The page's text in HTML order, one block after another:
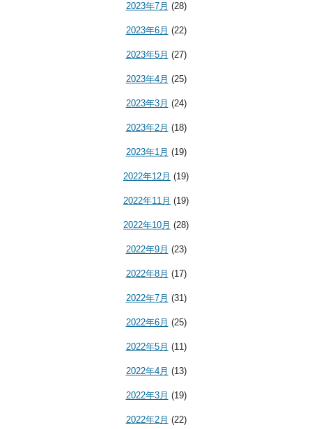
2023年7月 (28)
2023年6月 (22)
2023年5月 (27)
2023年4月 (25)
2023年3月 (24)
2023年2月 (18)
2023年1月 (19)
2022年12月 (19)
2022年11月 (19)
2022年10月 (28)
2022年9月 (23)
2022年8月 (17)
2022年7月 (31)
2022年6月 (25)
2022年5月 (11)
2022年4月 (13)
2022年3月 (19)
2022年2月 (22)